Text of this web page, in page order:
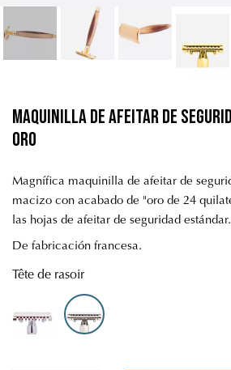
Maquinilla de afeitar de
oro
Magnífica maquinilla de afeitar de
macizo con acabado de "oro de 24
las hojas de afeitar de seguridad estándar.
De fabricación francesa.
Tête de rasoir
Seguridad - Peine abiertoSeguridad - Peine cerrado